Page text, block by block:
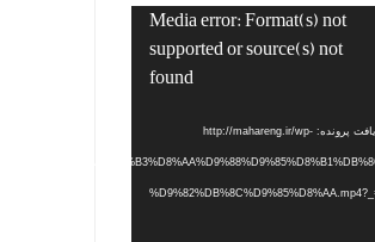
Media error: Format(s) not
supported or source(s) not
found
دریافت پرونده: http://mahareng.ir/wp-